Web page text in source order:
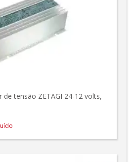
de tensão ZETAGI 24-12 volts,